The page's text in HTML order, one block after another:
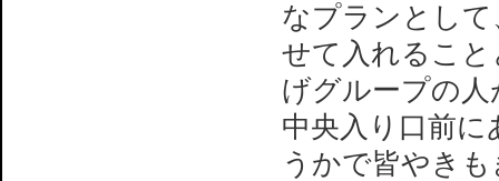
なプランとし
せて入れること
げグループの
中央入り口前
うかで皆やき